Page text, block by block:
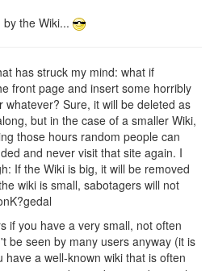
the Wiki...
has struck my mind: what if
front page and insert some horribly
whatever? Sure, it will be deleted as
but in the case of a smaller Wiki,
those hours random people can
and never visit that site again. I
If the Wiki is big, it will be removed
wiki is small, sabotagers will not
if you have a very small, not often
be seen by many users anyway (it is
have a well-known wiki that is often